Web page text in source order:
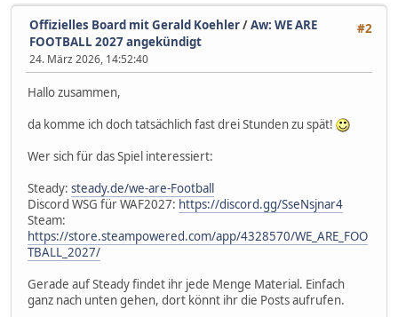
#2
Offizielles Board mit Gerald Koehler/Aw: WE ARE
FOOTBALL 2027 angekündigt
24. März 2026, 14:52:40
Hallo zusammen,
da komme ich doch tatsächlich fast drei Stunden zu spät!
Wer sich für das Spiel interessiert:
Steady: steady.de/we-are-Football
Discord WSG für WAF2027: https://discord.gg/SseNsjnar4
Steam:
https://store.steampowered.com/app/4328570/WE_ARE_FOO
TBALL_2027/
Gerade auf Steady findet ihr jede Menge Material. Einfach
ganz nach unten gehen, dort könnt ihr die Posts aufrufen.